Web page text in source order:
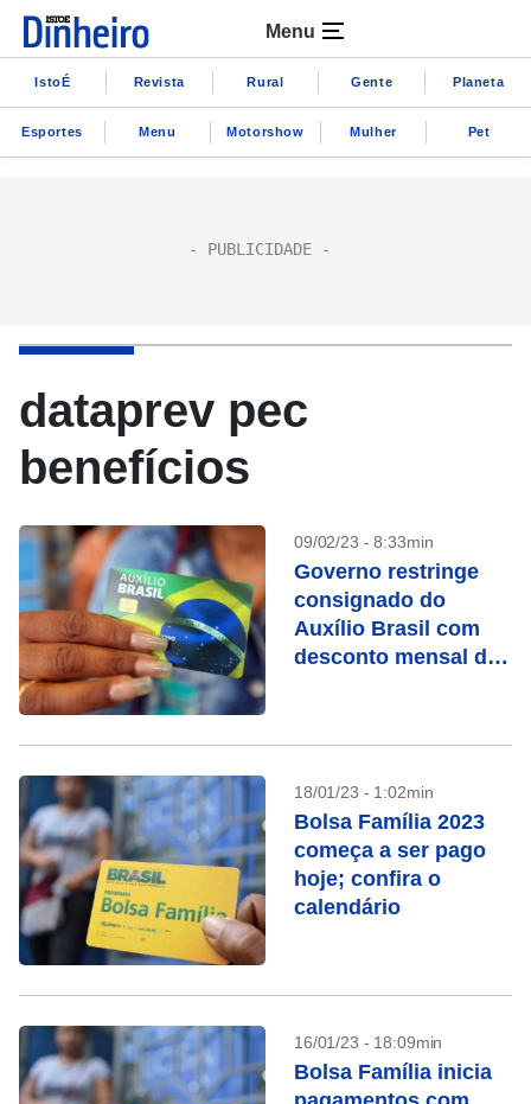
Menu
IstoÉ Revista Rural Gente Planeta
Esportes Menu Motorshow Mulher Pet
dataprev pec
benefícios
09/02/23 - 8:33min
Governo restringe
consignado do
Auxílio Brasil com
desconto mensal de
18/01/23 - 1:02min
Bolsa Família 2023
começa a ser pago
hoje; confira o
calendário
16/01/23 - 18:09min
Bolsa Família inicia